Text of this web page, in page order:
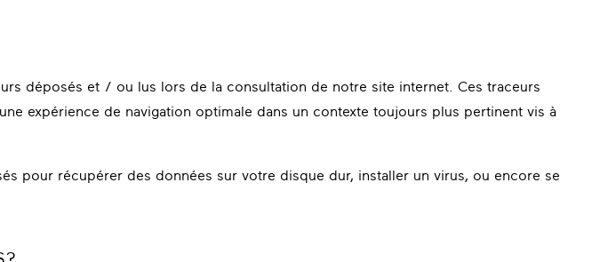
déposés et / ou lus lors de la consultation de notre site internet. Ces traceurs
expérience de navigation optimale dans un contexte toujours plus pertinent vis à
pour récupérer des données sur votre disque dur, installer un virus, ou encore se